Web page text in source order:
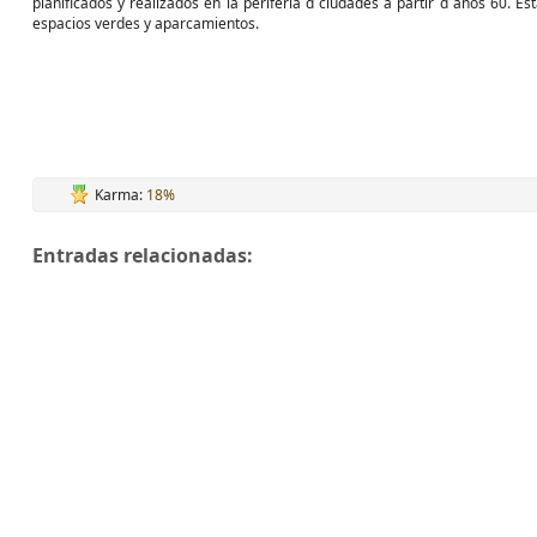
espacios verdes y aparcamientos.
Karma: 18%
Entradas relacionadas: